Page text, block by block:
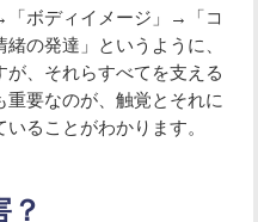
「ボディイメージ」→「コ
の発達」というように、
が、それらすべてを支える
要なのが、触覚とそれに
ることがわかります。
？